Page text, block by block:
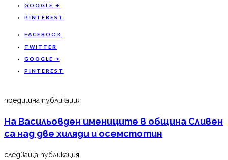
GOOGLE +
PINTEREST
FACEBOOK
TWITTER
GOOGLE +
PINTEREST
предишна публикация
На Васильовден имениците в община Сливен
са над две хиляди и осемстотин
следваща публикация